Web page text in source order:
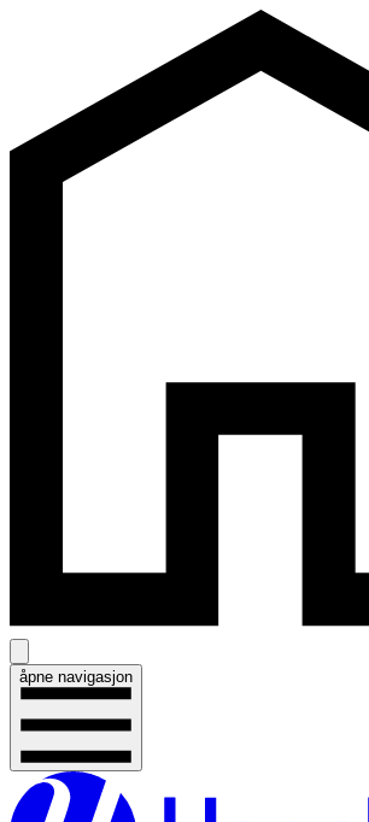
åpne navigasjon